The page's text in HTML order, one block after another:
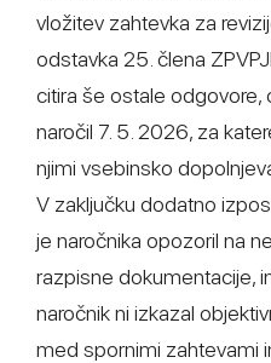
vložitev zahtevka za
odstavka 25. člena
citira še ostale odgovore,
naročil 7. 5. 2026, za
njimi vsebinsko
V zaključku dodatno
je naročnika opozoril na
razpisne dokumentacije,
naročnik ni izkazal
med spornimi zahtevami